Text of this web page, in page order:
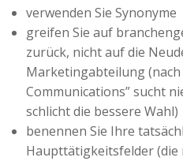
verwenden Sie Synonyme
greifen Sie auf
zurück, nicht auf die
Marketingabteilung (nach
Communications” sucht
schlicht die bessere Wahl)
benennen Sie Ihre
Haupttätigkeitsfelder